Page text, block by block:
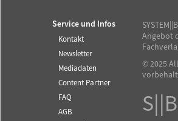
Service und Infos
Kontakt
Newsletter
Mediadaten
Content Partner
FAQ
AGB
Angebot
© 2025
S||B